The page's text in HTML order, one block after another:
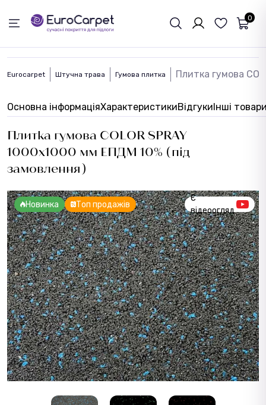
0
Eurocarpet Штучна трава Гумова плитка Плитка гумова
Основна інформаціяХарактеристикиВідгукиІнші
Плитка гумова COLOR SPRAY
1000х1000 мм ЕПДМ 10% (під
замовлення)
Новинка Топ продажів
Є
відеоогляд
ЗВОРОТНІЙ ЗВЯЗОК